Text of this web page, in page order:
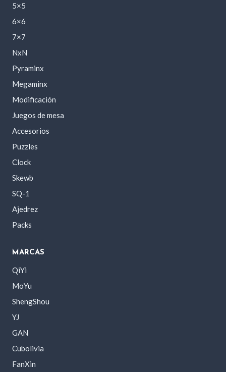
5×5
6×6
7×7
NxN
Pyraminx
Megaminx
Modificación
Juegos de mesa
Accesorios
Puzzles
Clock
Skewb
SQ-1
Ajedrez
Packs
MARCAS
QiYi
MoYu
ShengShou
YJ
GAN
Cubolivia
FanXin